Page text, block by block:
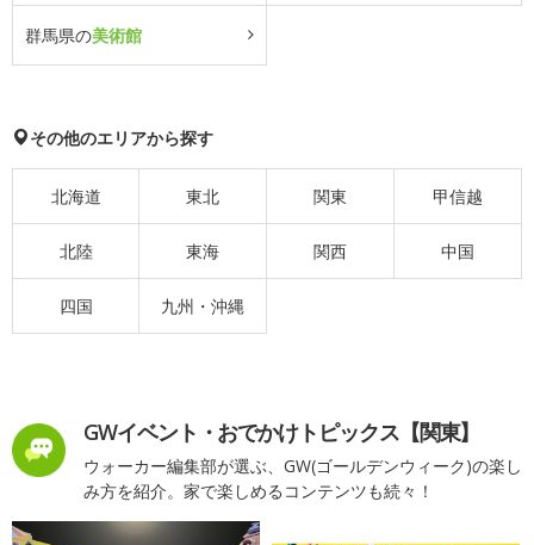
群馬県の美術館
その他のエリアから探す
北海道 東北 関東 甲信越
北陸 東海 関西 中国
四国 九州・沖縄
GWイベント・おでかけトピックス【関東】
ウォーカー編集部が選ぶ、GW(ゴールデンウィーク)の楽し
み方を紹介。家で楽しめるコンテンツも続々！